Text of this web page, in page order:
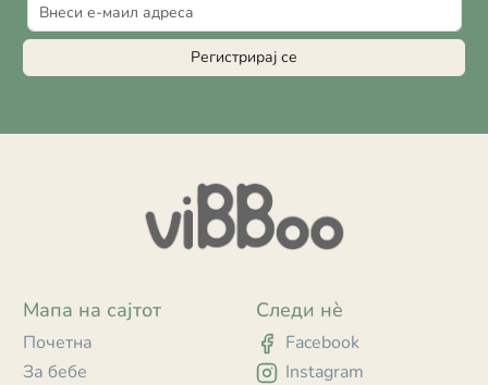
Регистрирај се
Мапа на сајтот
Почетна
За бебе
Следи нè
Facebook
Instagram